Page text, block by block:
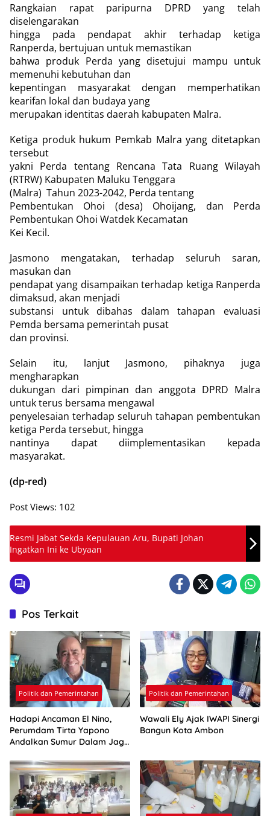
Rangkaian rapat paripurna DPRD yang telah
diselengarakan
hingga pada pendapat akhir terhadap ketiga
Ranperda, bertujuan untuk memastikan
bahwa produk Perda yang disetujui mampu untuk
memenuhi kebutuhan dan
kepentingan masyarakat dengan memperhatikan
kearifan lokal dan budaya yang
merupakan identitas daerah kabupaten Malra.
Ketiga produk hukum Pemkab Malra yang ditetapkan
tersebut
yakni Perda tentang Rencana Tata Ruang Wilayah
(RTRW) Kabupaten Maluku Tenggara
(Malra) Tahun 2023-2042, Perda tentang
Pembentukan Ohoi (desa) Ohoijang, dan Perda
Pembentukan Ohoi Watdek Kecamatan
Kei Kecil.
Jasmono mengatakan, terhadap seluruh saran,
masukan dan
pendapat yang disampaikan terhadap ketiga Ranperda
dimaksud, akan menjadi
substansi untuk dibahas dalam tahapan evaluasi
Pemda bersama pemerintah pusat
dan provinsi.
Selain itu, lanjut Jasmono, pihaknya juga
mengharapkan
dukungan dari pimpinan dan anggota DPRD Malra
untuk terus bersama mengawal
penyelesaian terhadap seluruh tahapan pembentukan
ketiga Perda tersebut, hingga
nantinya dapat diimplementasikan kepada
masyarakat.
(dp-red)
Post Views: 102
Resmi Jabat Sekda Kepulauan Aru, Bupati Johan
Ingatkan Ini ke Ubyaan
Pos Terkait
Politik dan Pemerintahan
Hadapi Ancaman El Nino,
Perumdam Tirta Yapono
Andalkan Sumur Dalam Jaga
Politik dan Pemerintahan
Wawali Ely Ajak IWAPI Sinergi
Bangun Kota Ambon